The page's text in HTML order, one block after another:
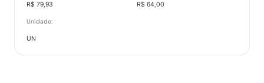
R$ 79,93 R$ 64,00
Unidade:
UN